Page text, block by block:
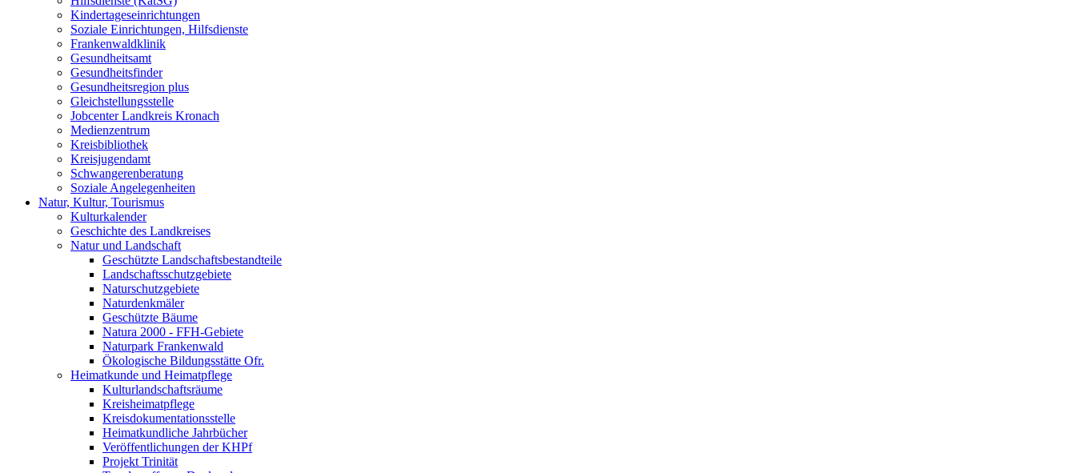
Kindertageseinrichtungen
Soziale Einrichtungen, Hilfsdienste
Frankenwaldklinik
Gesundheitsamt
Gesundheitsfinder
Gesundheitsregion plus
Gleichstellungsstelle
Jobcenter Landkreis Kronach
Medienzentrum
Kreisbibliothek
Kreisjugendamt
Schwangerenberatung
Soziale Angelegenheiten
Natur, Kultur, Tourismus
Kulturkalender
Geschichte des Landkreises
Natur und Landschaft
Geschützte Landschaftsbestandteile
Landschaftsschutzgebiete
Naturschutzgebiete
Naturdenkmäler
Geschützte Bäume
Natura 2000 - FFH-Gebiete
Naturpark Frankenwald
Ökologische Bildungsstätte Ofr.
Heimatkunde und Heimatpflege
Kulturlandschaftsräume
Kreisheimatpflege
Kreisdokumentationsstelle
Heimatkundliche Jahrbücher
Veröffentlichungen der KHPf
Projekt Trinität